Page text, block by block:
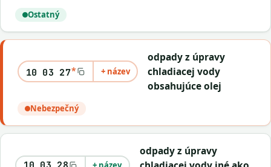
Ostatný
10 03 27* + název
odpady z úpravy
chladiacej vody
obsahujúce olej
Nebezpečný
odpady z úpravy